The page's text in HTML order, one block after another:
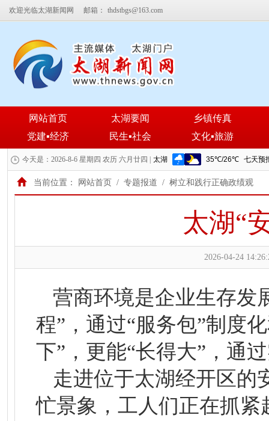
欢迎光临太湖新闻网 邮箱： thdstbgs@163.com
网站首页 太湖要闻
乡镇传真
党建▪经济
民生▪社会 文化▪旅游
今天是：2026-8-6 星期四 农历 六月廿四 |
当前位置： 网站首页 / 专题报道 / 树立和践行正确政绩观
太湖“
2026-04-24
营商环境是企业生存发
程”，通过“服务包”制度
下”，更能“长得大”，通
走进位于太湖经开区的
忙景象，工人们正在抓